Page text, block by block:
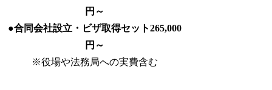
円～
●合同会社設立・ビザ取得セット265,000
円～
※役場や法務局への実費含む